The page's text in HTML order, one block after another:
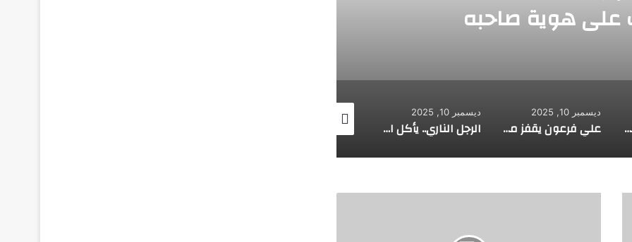
هوية صاحبه
طفل مصري يخرج قصاصات الورق من أنفه وفمه
ديسمبر 10, 2025
علي فرعون يقفز من الطابق العشرين ويأكل النار ويحطم سورا
ديسمبر 10, 2025
الرجل الناري.. يأكل الجمر ويثني الحديد بأسنانه
ديسمبر 10, 2025